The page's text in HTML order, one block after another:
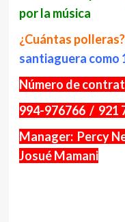
por la música
¿Cuántas
santiaguera como
Número de
994-976766 / 921
Manager: Percy
Josué Mamani